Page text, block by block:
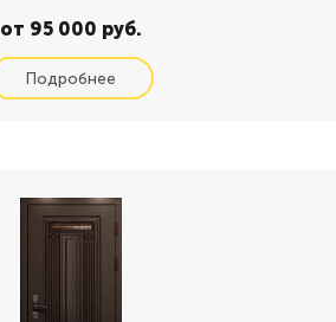
от 95 000 руб.